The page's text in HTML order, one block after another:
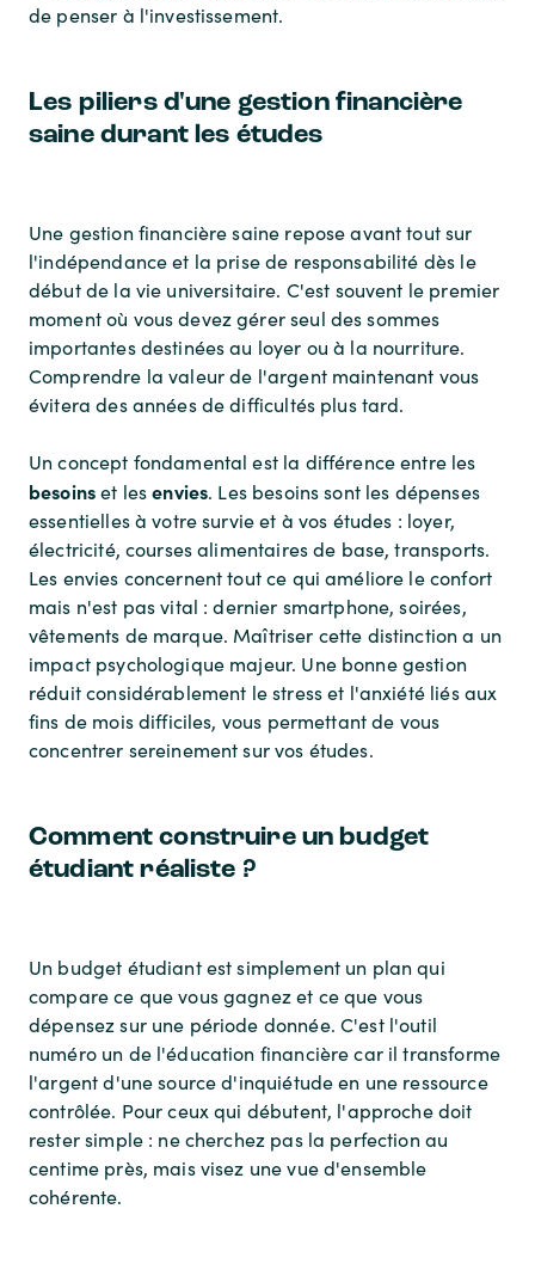
de penser à l'investissement.
Les piliers d'une gestion financière
saine durant les études
Une gestion financière saine repose avant tout sur
l'indépendance et la prise de responsabilité dès le
début de la vie universitaire. C'est souvent le premier
moment où vous devez gérer seul des sommes
importantes destinées au loyer ou à la nourriture.
Comprendre la valeur de l'argent maintenant vous
évitera des années de difficultés plus tard.
Un concept fondamental est la différence entre les
besoinset lesenvies. Les besoins sont les dépenses
essentielles à votre survie et à vos études : loyer,
électricité, courses alimentaires de base, transports.
Les envies concernent tout ce qui améliore le confort
mais n'est pas vital : dernier smartphone, soirées,
vêtements de marque. Maîtriser cette distinction a un
impact psychologique majeur. Une bonne gestion
réduit considérablement le stress et l'anxiété liés aux
fins de mois difficiles, vous permettant de vous
concentrer sereinement sur vos études.
Comment construire un budget
étudiant réaliste ?
Un budget étudiant est simplement un plan qui
compare ce que vous gagnez et ce que vous
dépensez sur une période donnée. C'est l'outil
numéro un de l'éducation financière car il transforme
l'argent d'une source d'inquiétude en une ressource
contrôlée. Pour ceux qui débutent, l'approche doit
rester simple : ne cherchez pas la perfection au
centime près, mais visez une vue d'ensemble
cohérente.